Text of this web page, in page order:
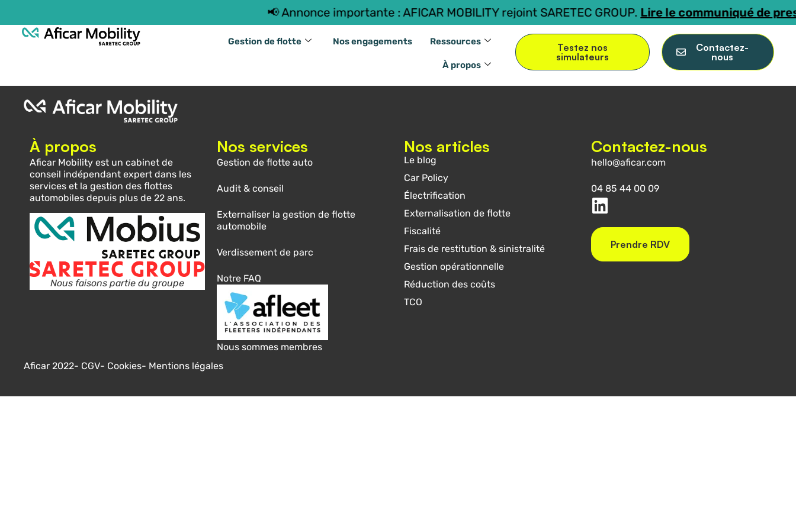
Gestion de flotte Nos engagements Ressources
À propos
Testez nos
simulateurs
Contactez-
nous
À propos
Aficar Mobility est un cabinet de
conseil indépendant expert dans les
services et la gestion des flottes
automobiles depuis plus de 22 ans.
Nous faisons partie du groupe
Nos services
Gestion de flotte auto
Audit & conseil
Externaliser la gestion de flotte
automobile
Verdissement de parc
Notre FAQ
Nous sommes membres
Nos articles
Le blog
Car Policy
Électrification
Externalisation de flotte
Fiscalité
Frais de restitution & sinistralité
Gestion opérationnelle
Réduction des coûts
TCO
Contactez-nous
hello@aficar.com
04 85 44 00 09
Prendre RDV
Aficar 2022- CGV- Cookies- Mentions légales
📢 Annonce importante : AFICAR MOBILITY rejoint SARETEC GROUP.Lire le communiqué de